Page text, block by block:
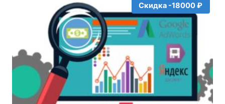
Скидка -18000 ₽